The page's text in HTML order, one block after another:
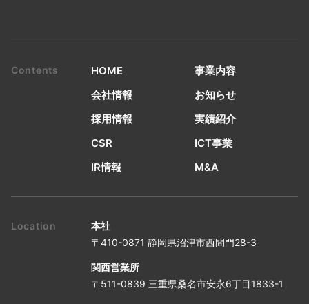
HOME
事業内容
会社情報
お知らせ
採用情報
実績紹介
CSR
ICT事業
IR情報
M&A
本社
〒410-0871 静岡県沼津市西間門28-3
関西営業所
〒511-0839 三重県桑名市安永6丁目1833-1